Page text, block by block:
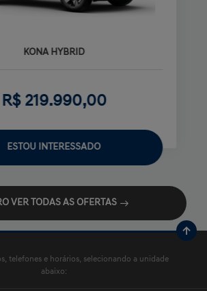
KONA HYBRID
R$ 219.990,00
ESTOU INTERESSADO
VER TODAS AS OFERTAS
telefones e horários, selecionando a unidade
abaixo: